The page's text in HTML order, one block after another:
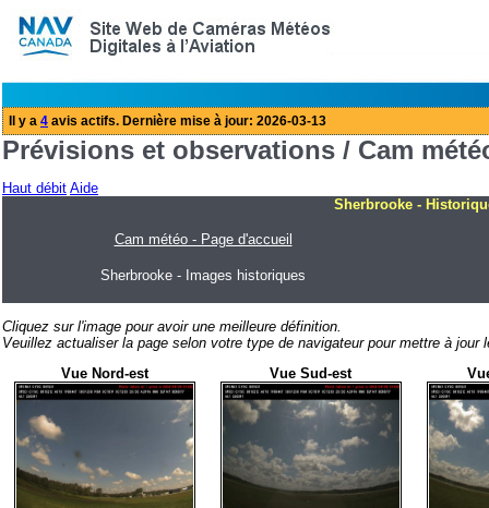
Prévisions et observations / Cam
Haut débit Aide
Sherbrooke -
Cam météo - Page d'accueil
Sherbrooke - Images historiques
Cliquez sur l'image pour avoir une meilleure définition.
Veuillez actualiser la page selon votre type de navigateur pour mettre à jour
Vue Nord-est
Vue Sud-est